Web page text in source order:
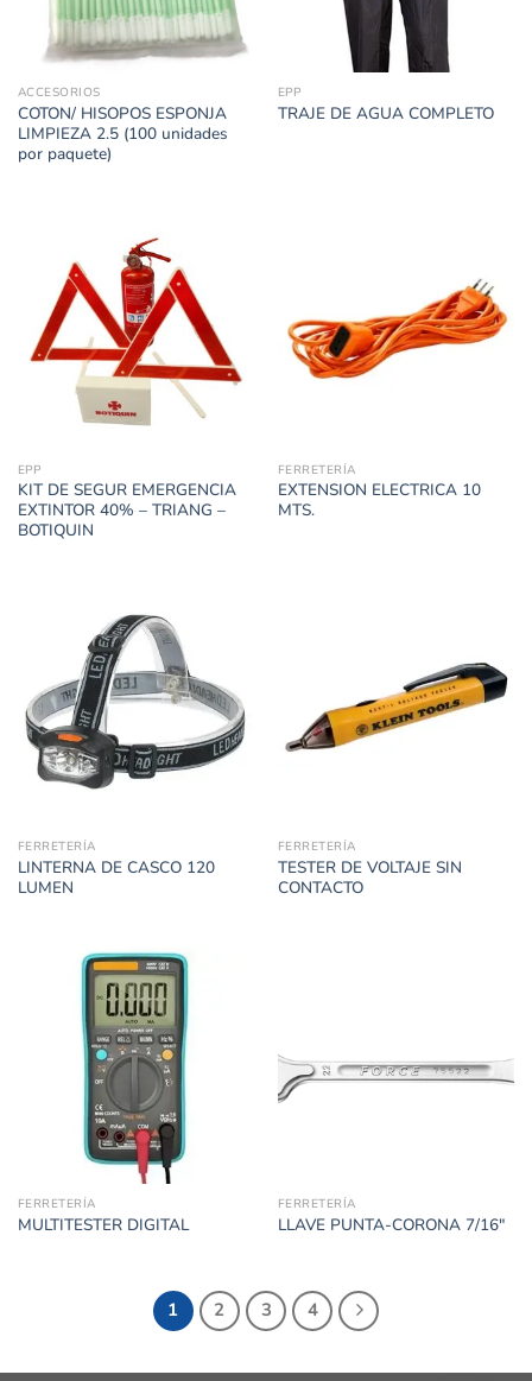
ACCESORIOS
COTON/ HISOPOS ESPONJA
LIMPIEZA 2.5 (100 unidades
por paquete)
EPP
TRAJE DE AGUA COMPLETO
EPP
KIT DE SEGUR EMERGENCIA
EXTINTOR 40% – TRIANG –
BOTIQUIN
FERRETERÍA
EXTENSION ELECTRICA 10
MTS.
FERRETERÍA
LINTERNA DE CASCO 120
LUMEN
FERRETERÍA
TESTER DE VOLTAJE SIN
CONTACTO
FERRETERÍA
MULTITESTER DIGITAL
FERRETERÍA
LLAVE PUNTA-CORONA 7/16″
1 2 3 4